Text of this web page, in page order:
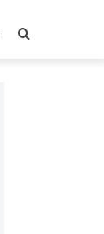
Cerca